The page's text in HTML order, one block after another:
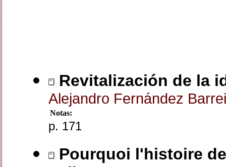
Revitalización de la
Alejandro Fernández
Notas:
p. 171
Pourquoi l'histoire